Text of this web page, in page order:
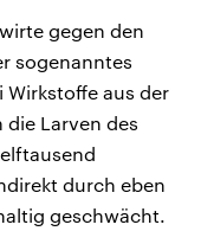
gegen den
sogenanntes
aus der
Larven des
durch eben
geschwächt.